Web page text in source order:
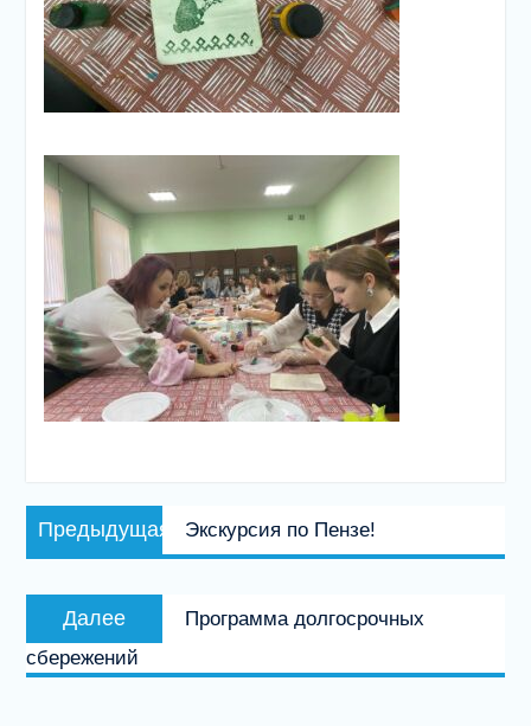
Навигация
по
Предыдущая
запись:
Экскурсия по Пензе!
Далее
запись:
Программа долгосрочных
сбережений